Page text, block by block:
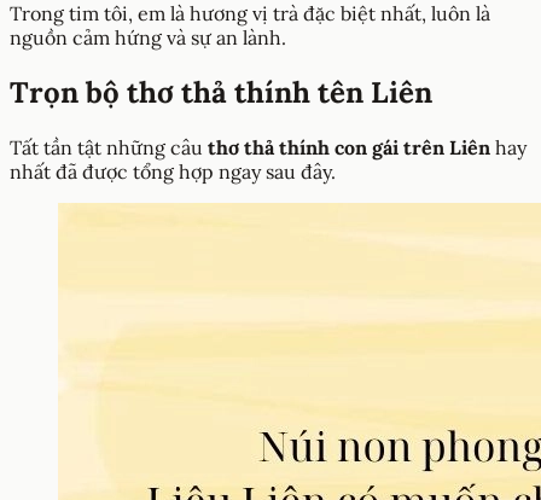
Trong tim tôi, em là hương vị trà đặc biệt nhất, luôn là
nguồn cảm hứng và sự an lành.
Trọn bộ thơ thả thính tên Liên
Tất tần tật những câu thơ thả thính con gái trên Liên hay
nhất đã được tổng hợp ngay sau đây.